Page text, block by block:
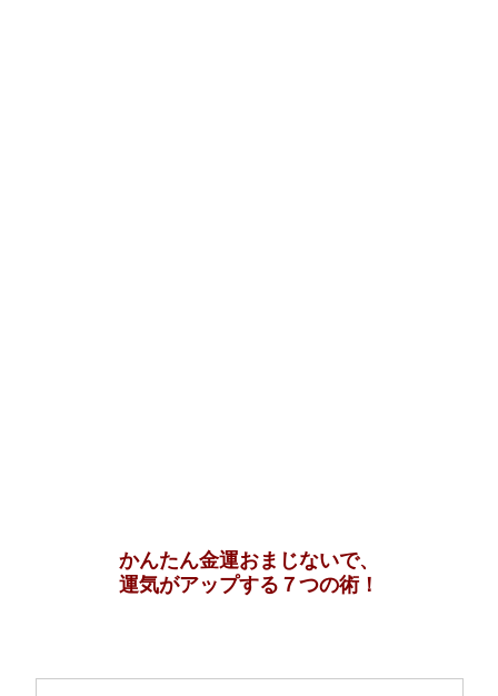
かんたん金運おまじないで、
運気がアップする７つの術！